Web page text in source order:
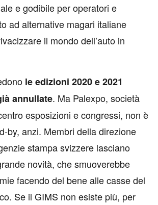
e godibile per operatori e
ad alternative magari italiane
il mondo dell’auto in
le edizioni 2020 e 2021
annullate. Ma Palexpo, società
esposizioni e congressi, non è
by, anzi. Membri della direzione
stampa svizzere lasciano
novità, che smuoverebbe
facendo del bene alle casse del
Se il GIMS non esiste più, per